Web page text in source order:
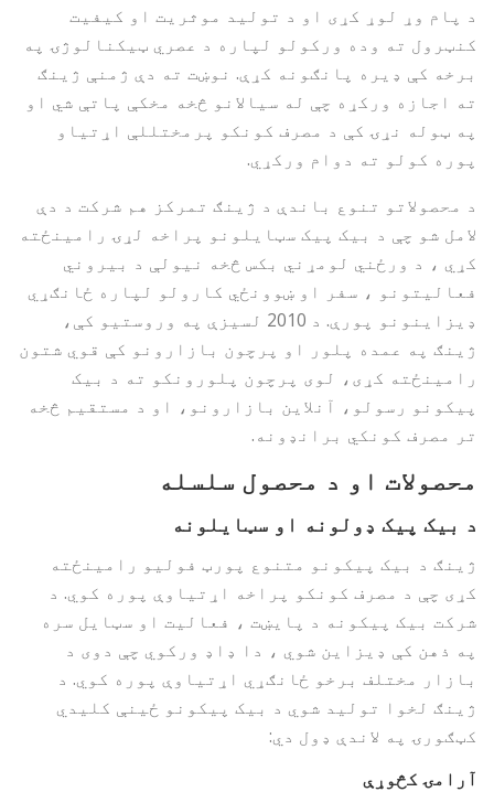
د پام وړ لوړ کړی او د تولید موثریت او کیفیت
کنټرول ته وده ورکولو لپاره د عصري ټیکنالوژۍ په
برخه کې ډیره پانګونه کړې. نوښت ته دې ژمنې ژینګ
ته اجازه ورکړه چې له سیالانو څخه مخکې پاتې شي او
په ټوله نړۍ کې د مصرف کونکو پرمختللې اړتیاو
پوره کولو ته دوام ورکړي.
د محصولاتو تنوع باندې د ژینګ تمرکز هم شرکت د دې
لامل شو چې د بیک پیک سټایلونو پراخه لړۍ رامینځته
کړي ، د ورځني لومړني بکس څخه نیولې د بیروني
فعالیتونو ، سفر او ښوونځي کارولو لپاره ځانګړي
ډیزاینونو پورې. د 2010 لسیزې په وروستیو کې،
ژینګ په عمده پلور او پرچون بازارونو کې قوي شتون
رامینځته کړی، لوی پرچون پلورونکو ته د بیک
پیکونو رسولو، آنلاین بازارونو، او د مستقیم څخه
تر مصرف کونکي برانډونه.
محصولات او د محصول سلسله
د بیک پیک ډولونه او سټایلونه
ژینګ د بیک پیکونو متنوع پورټ فولیو رامینځته
کړی چې د مصرف کونکو پراخه اړتیاوې پوره کوي. د
شرکت بیک پیکونه د پایښت ، فعالیت او سټایل سره
په ذهن کې ډیزاین شوي ، دا ډاډ ورکوي چې دوی د
بازار مختلف برخو ځانګړي اړتیاوې پوره کوي. د
ژینګ لخوا تولید شوي د بیک پیکونو ځینې کلیدي
کټګورۍ په لاندې ډول دي:
آرامۍ کڅوړې